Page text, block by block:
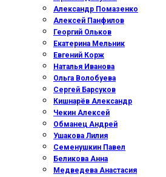
Александр Помазенко
Алексей Панфилов
Георгий Ольков
Екатерина Мельник
Евгений Корж
Наталья Иванова
Ольга Волобуева
Сергей Барсуков
Кишнарёв Александр
Чекин Алексей
Обманец Андрей
Ушакова Лилия
Семенушкин Павел
Беликова Анна
Медведева Анастасия